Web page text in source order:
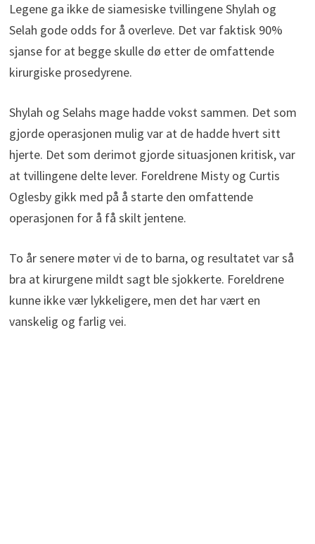
Legene ga ikke de siamesiske tvillingene Shylah og
Selah gode odds for å overleve. Det var faktisk 90%
sjanse for at begge skulle dø etter de omfattende
kirurgiske prosedyrene.
Shylah og Selahs mage hadde vokst sammen. Det som
gjorde operasjonen mulig var at de hadde hvert sitt
hjerte. Det som derimot gjorde situasjonen kritisk, var
at tvillingene delte lever. Foreldrene Misty og Curtis
Oglesby gikk med på å starte den omfattende
operasjonen for å få skilt jentene.
To år senere møter vi de to barna, og resultatet var så
bra at kirurgene mildt sagt ble sjokkerte. Foreldrene
kunne ikke vær lykkeligere, men det har vært en
vanskelig og farlig vei.